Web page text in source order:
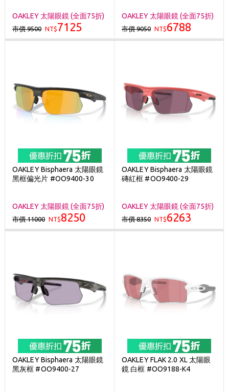
OAKLEY 太陽眼鏡 (全面75折)
市價 9500 NT$7125
OAKLEY 太陽眼鏡 (全面75折)
市價 9050 NT$6788
OAKLEY Bisphaera 太陽眼鏡
黑框偏光片 #OO9400-30
OAKLEY 太陽眼鏡 (全面75折)
市價 11000 NT$8250
OAKLEY Bisphaera 太陽眼鏡
磚紅框 #OO9400-29
OAKLEY 太陽眼鏡 (全面75折)
市價 8350 NT$6263
OAKLEY Bisphaera 太陽眼鏡
黑灰框 #OO9400-27
OAKLEY FLAK 2.0 XL 太陽眼
鏡 白框 #OO9188-K4